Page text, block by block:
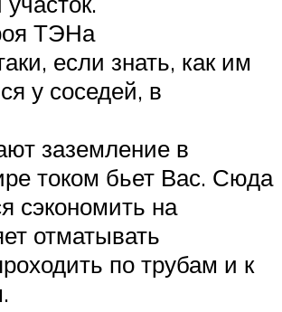
ТЭНа
если знать, как им
у соседей, в
заземление в
током бьет Вас. Сюда
сэкономить на
отматывать
по трубам и к